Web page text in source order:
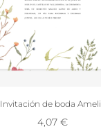
Invitación de boda
4,07 €